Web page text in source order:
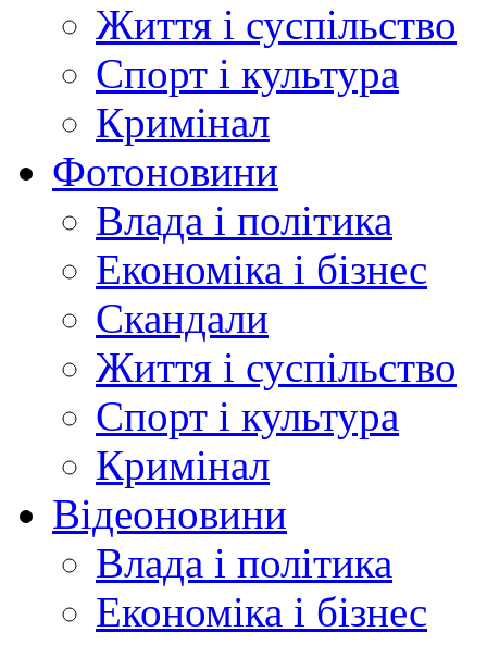
Життя і суспільство
Спорт і культура
Кримінал
Фотоновини
Влада і політика
Економіка і бізнес
Скандали
Життя і суспільство
Спорт і культура
Кримінал
Відеоновини
Влада і політика
Економіка і бізнес